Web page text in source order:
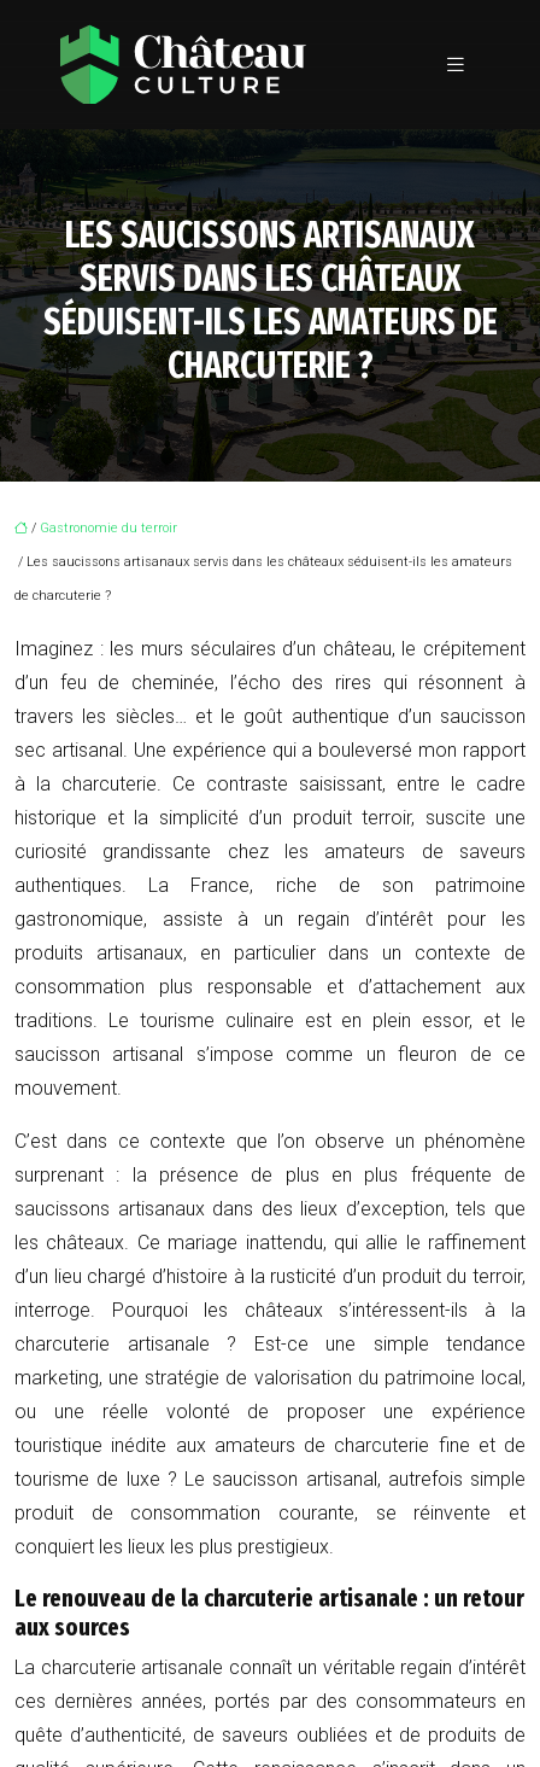
LES SAUCISSONS ARTISANAUX
SERVIS DANS LES CHÂTEAUX
SÉDUISENT-ILS LES AMATEURS DE
CHARCUTERIE ?
/ Gastronomie du terroir
/ Les saucissons artisanaux servis dans les châteaux séduisent-ils les amateurs
de charcuterie ?
Imaginez : les murs séculaires d’un château, le crépitement
d’un feu de cheminée, l’écho des rires qui résonnent à
travers les siècles… et le goût authentique d’un saucisson
sec artisanal. Une expérience qui a bouleversé mon rapport
à la charcuterie. Ce contraste saisissant, entre le cadre
historique et la simplicité d’un produit terroir, suscite une
curiosité grandissante chez les amateurs de saveurs
authentiques. La France, riche de son patrimoine
gastronomique, assiste à un regain d’intérêt pour les
produits artisanaux, en particulier dans un contexte de
consommation plus responsable et d’attachement aux
traditions. Le tourisme culinaire est en plein essor, et le
saucisson artisanal s’impose comme un fleuron de ce
mouvement.
C’est dans ce contexte que l’on observe un phénomène
surprenant : la présence de plus en plus fréquente de
saucissons artisanaux dans des lieux d’exception, tels que
les châteaux. Ce mariage inattendu, qui allie le raffinement
d’un lieu chargé d’histoire à la rusticité d’un produit du terroir,
interroge. Pourquoi les châteaux s’intéressent-ils à la
charcuterie artisanale ? Est-ce une simple tendance
marketing, une stratégie de valorisation du patrimoine local,
ou une réelle volonté de proposer une expérience
touristique inédite aux amateurs de charcuterie fine et de
tourisme de luxe ? Le saucisson artisanal, autrefois simple
produit de consommation courante, se réinvente et
conquiert les lieux les plus prestigieux.
Le renouveau de la charcuterie artisanale : un retour
aux sources
La charcuterie artisanale connaît un véritable regain d’intérêt
ces dernières années, portés par des consommateurs en
quête d’authenticité, de saveurs oubliées et de produits de